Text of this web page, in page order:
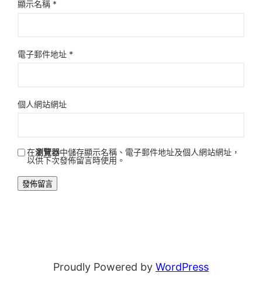
顯示名稱 *
電子郵件地址 *
個人網站網址
在瀏覽器中儲存顯示名稱、電子郵件地址及個人網站網址，
以供下次發佈留言時使用。
Proudly Powered by WordPress